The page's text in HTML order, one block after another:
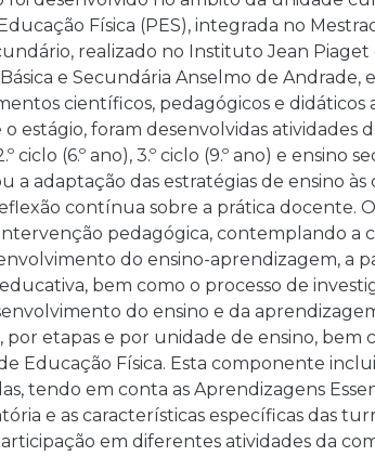
Física (PES), integrada no
realizado no Instituto Jean
e Secundária Anselmo de Andrade,
científicos, pedagógicos e
estágio, foram desenvolvidas
ciclo (6.º ano), 3.º ciclo (9.º ano) e ensino
a adaptação das estratégias de ensino
contínua sobre a prática docente.
pedagógica, contemplando a
do ensino-aprendizagem, a
bem como o processo de
do ensino e da
etapas e por unidade de ensino, bem
Educação Física. Esta componente
tendo em conta as Aprendizagens
e as características específicas das
em diferentes atividades da